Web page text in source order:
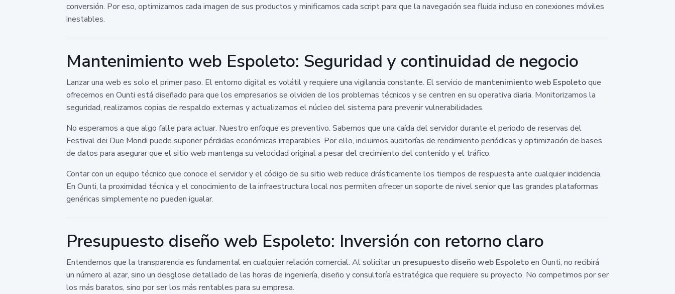
conversión. Por eso, optimizamos cada imagen de sus productos y minificamos cada script para que la navegación sea fluida incluso en conexiones móviles
inestables.
Mantenimiento web Espoleto: Seguridad y continuidad de negocio
Lanzar una web es solo el primer paso. El entorno digital es volátil y requiere una vigilancia constante. El servicio de mantenimiento web Espoletoque
ofrecemos en Ounti está diseñado para que los empresarios se olviden de los problemas técnicos y se centren en su operativa diaria. Monitorizamos la
seguridad, realizamos copias de respaldo externas y actualizamos el núcleo del sistema para prevenir vulnerabilidades.
No esperamos a que algo falle para actuar. Nuestro enfoque es preventivo. Sabemos que una caída del servidor durante el periodo de reservas del
Festival dei Due Mondi puede suponer pérdidas económicas irreparables. Por ello, incluimos auditorías de rendimiento periódicas y optimización de bases
de datos para asegurar que el sitio web mantenga su velocidad original a pesar del crecimiento del contenido y el tráfico.
Contar con un equipo técnico que conoce el servidor y el código de su sitio web reduce drásticamente los tiempos de respuesta ante cualquier incidencia.
En Ounti, la proximidad técnica y el conocimiento de la infraestructura local nos permiten ofrecer un soporte de nivel senior que las grandes plataformas
genéricas simplemente no pueden igualar.
Presupuesto diseño web Espoleto: Inversión con retorno claro
Entendemos que la transparencia es fundamental en cualquier relación comercial. Al solicitar un presupuesto diseño web Espoletoen Ounti, no recibirá
un número al azar, sino un desglose detallado de las horas de ingeniería, diseño y consultoría estratégica que requiere su proyecto. No competimos por ser
los más baratos, sino por ser los más rentables para su empresa.